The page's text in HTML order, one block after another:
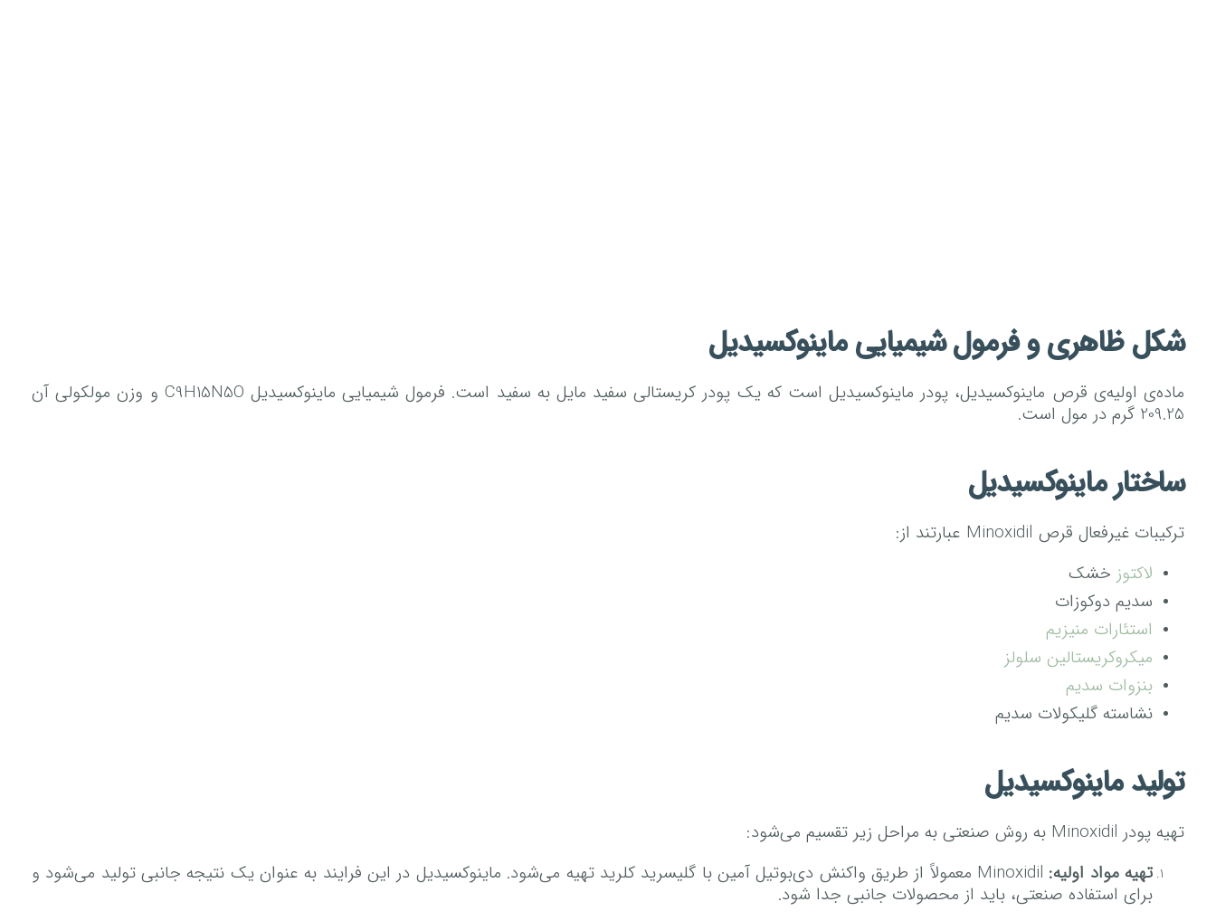
شکل ظاهری و فرمول شیمیایی ماینوکسیدیل
ماده‌ی اولیه‌ی قرص ماینوکسیدیل، پودر ماینوکسیدیل است که یک پودر کریستالی سفید مایل به سفید است. فرمول شیمیایی ماینوکسیدیل C9H15N5O و وزن مولکولی آن
209.25 گرم در مول است.
ساختار ماینوکسیدیل
ترکیبات غیرفعال قرص Minoxidil عبارتند از:
لاکتوز خشک
سدیم دوکوزات
استئارات منیزیم
میکروکریستالین سلولز
بنزوات سدیم
نشاسته گلیکولات سدیم
تولید ماینوکسیدیل
تهیه پودر Minoxidil به روش صنعتی به مراحل زیر تقسیم می‌شود:
تهیه مواد اولیه:
Minoxidil معمولاً از طریق واکنش دی‌بوتیل آمین با گلیسرید کلرید تهیه می‌شود. ماینوکسیدیل در این فرایند به عنوان یک نتیجه جانبی تولید می‌شود و
برای استفاده صنعتی، باید از محصولات جانبی جدا شود.